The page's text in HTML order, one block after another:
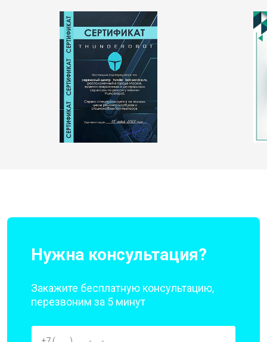
Нужна консультация?
Закажите бесплатную консультацию,
перезвоним за 5 минут